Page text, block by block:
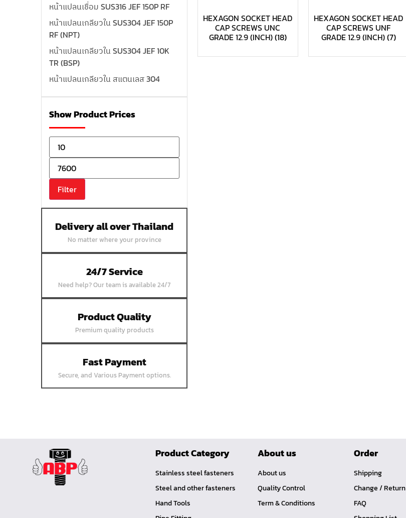
หน้าแปลนเชื่อม SUS316 JEF 150P RF
หน้าแปลนเกลียวใน SUS304 JEF 150P
RF (NPT)
หน้าแปลนเกลียวใน SUS304 JEF 10K
TR (BSP)
หน้าแปลนเกลียวใน สแตนเลส 304
หน้าแปลนบอดสแตนเลส 304
หน้าแปลนเชื่อมสแตนเลส 304
หน้าแปลนเหล็กเกลียวใน
หน้าแปลนเหล็กคอสูง
หน้าแปลนเชื่อมเหล็กสลิปออน
หน้าแปลนเชื่อมเหล็กบอด
หน้าแปลนเชื่อมบอด SUS304 JEF 300P
RF
RF
หน้าแปลนเชื่อมบอด SUS304 JEF PN16
หน้าแปลนเชื่อมบอด SUS304 JEF PN10
หน้าแปลนเชื่อมบอด SUS304 JEF 5K FF
หน้าแปลนเชื่อมบอด SUS304 JEF 150P
หน้าแปลนสลิปออน SUS304 JEF 300P
SORF
หน้าแปลนเชื่อม SUS304 JEF PN10 FF
หน้าแปลนเชื่อม SUS304 JEF 20K FF
หน้าแปลนเชื่อม SUS304 JEF 10K FF
หน้าแปลนเชื่อม SUS304 JEF 5K FF
Show Product Prices
Filter
Delivery all over Thailand
No matter where your province
24/7 Service
Need help? Our team is available 24/7
Product Quality
Premium quality products
Fast Payment
Secure, and Various Payment options.
HEXAGON SOCKET HEAD
CAP SCREWS UNC
GRADE 12.9 (INCH)(18)
HEXAGON SOCKET HEAD
CAP SCREWS UNF
GRADE 12.9 (INCH)(7)
Product Category
Stainless steel fasteners
Steel and other fasteners
Hand Tools
About us
About us
Quality Control
Term & Conditions
Order
Shipping
Change / Return
FAQ